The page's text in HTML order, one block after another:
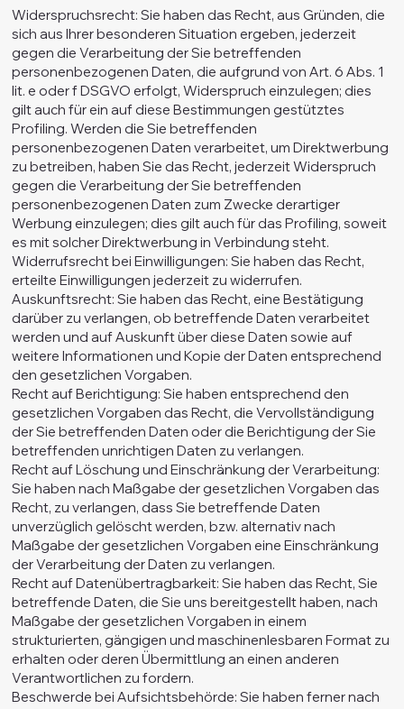
Widerspruchsrecht: Sie haben das Recht, aus Gründen, die
sich aus Ihrer besonderen Situation ergeben, jederzeit
gegen die Verarbeitung der Sie betreffenden
personenbezogenen Daten, die aufgrund von Art. 6 Abs. 1
lit. e oder f DSGVO erfolgt, Widerspruch einzulegen; dies
gilt auch für ein auf diese Bestimmungen gestütztes
Profiling. Werden die Sie betreffenden
personenbezogenen Daten verarbeitet, um Direktwerbung
zu betreiben, haben Sie das Recht, jederzeit Widerspruch
gegen die Verarbeitung der Sie betreffenden
personenbezogenen Daten zum Zwecke derartiger
Werbung einzulegen; dies gilt auch für das Profiling, soweit
es mit solcher Direktwerbung in Verbindung steht.
Widerrufsrecht bei Einwilligungen: Sie haben das Recht,
erteilte Einwilligungen jederzeit zu widerrufen.
Auskunftsrecht: Sie haben das Recht, eine Bestätigung
darüber zu verlangen, ob betreffende Daten verarbeitet
werden und auf Auskunft über diese Daten sowie auf
weitere Informationen und Kopie der Daten entsprechend
den gesetzlichen Vorgaben.
Recht auf Berichtigung: Sie haben entsprechend den
gesetzlichen Vorgaben das Recht, die Vervollständigung
der Sie betreffenden Daten oder die Berichtigung der Sie
betreffenden unrichtigen Daten zu verlangen.
Recht auf Löschung und Einschränkung der Verarbeitung:
Sie haben nach Maßgabe der gesetzlichen Vorgaben das
Recht, zu verlangen, dass Sie betreffende Daten
unverzüglich gelöscht werden, bzw. alternativ nach
Maßgabe der gesetzlichen Vorgaben eine Einschränkung
der Verarbeitung der Daten zu verlangen.
Recht auf Datenübertragbarkeit: Sie haben das Recht, Sie
betreffende Daten, die Sie uns bereitgestellt haben, nach
Maßgabe der gesetzlichen Vorgaben in einem
strukturierten, gängigen und maschinenlesbaren Format zu
erhalten oder deren Übermittlung an einen anderen
Verantwortlichen zu fordern.
Beschwerde bei Aufsichtsbehörde: Sie haben ferner nach